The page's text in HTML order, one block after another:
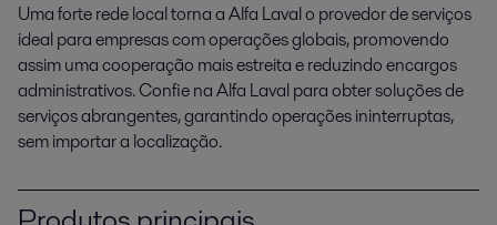
Uma forte rede local torna a Alfa Laval o provedor de serviços
ideal para empresas com operações globais, promovendo
assim uma cooperação mais estreita e reduzindo encargos
administrativos. Confie na Alfa Laval para obter soluções de
serviços abrangentes, garantindo operações ininterruptas,
sem importar a localização.